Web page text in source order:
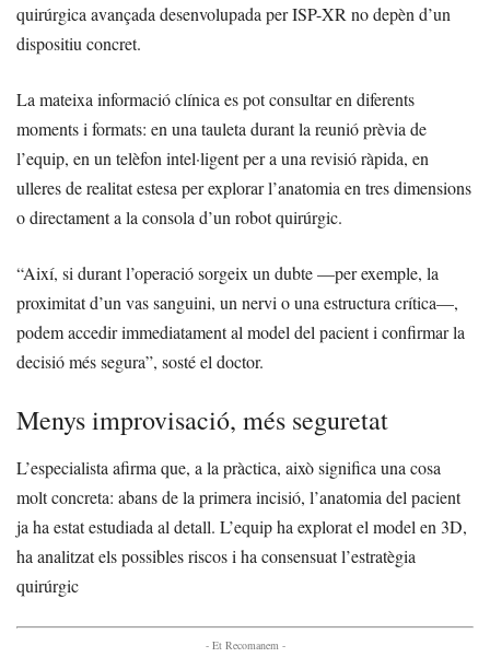
quirúrgica avançada desenvolupada per ISP-XR no depèn d’un
dispositiu concret.
La mateixa informació clínica es pot consultar en diferents
moments i formats: en una tauleta durant la reunió prèvia de
l’equip, en un telèfon intel·ligent per a una revisió ràpida, en
ulleres de realitat estesa per explorar l’anatomia en tres dimensions
o directament a la consola d’un robot quirúrgic.
“Així, si durant l’operació sorgeix un dubte —per exemple, la
proximitat d’un vas sanguini, un nervi o una estructura crítica—,
podem accedir immediatament al model del pacient i confirmar la
decisió més segura”, sosté el doctor.
Menys improvisació, més seguretat
L’especialista afirma que, a la pràctica, això significa una cosa
molt concreta: abans de la primera incisió, l’anatomia del pacient
ja ha estat estudiada al detall. L’equip ha explorat el model en 3D,
ha analitzat els possibles riscos i ha consensuat l’estratègia
quirúrgic
- Et Recomanem -